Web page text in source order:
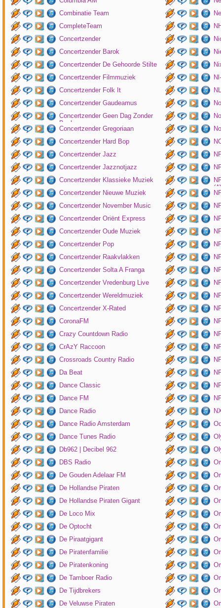
Combinatie Team
CompleteTeam
Concertzender
Concertzender Barok
Concertzender De Gehoorde Stilte
Concertzender Filmmuziek
Concertzender Folk It
Concertzender Gaudeamus
Concertzender Geen Dag Zonder
Bach
Concertzender Gregoriaan
Concertzender Hard Bop
Concertzender Jazz
Concertzender Jazznotjazz
Concertzender Klassieke Muziek
Concertzender Nieuwe Muziek
Concertzender November Music
Concertzender Oriënt Express
Concertzender Oude Muziek
Concertzender Pop
Concertzender Raakvlakken
Concertzender Solta A Franga
Concertzender Vredenburg Live
Concertzender Wereldmuziek
Concertzender X-Rated
CoronaFM
Crazy Countdown Radio
CrAzY Raccoon
Crossroads Country Radio
Da Beat
Dance Classic
Dance FM
Dance Radio
Dance Radio Amsterdam
Dance Tunes Radio
Db962 | Decibel 962
DBS Radio
De Gouden Adelaar FM
De Hollandse Piraten
De Hollandse Piraten Gigant
De Loco Mix
De Optocht
De Piraatgigant
De Piratenfamilie
De Piratenkoning
De Tamboer Radio
De Tijdbrekers
De Veluwse Piraten